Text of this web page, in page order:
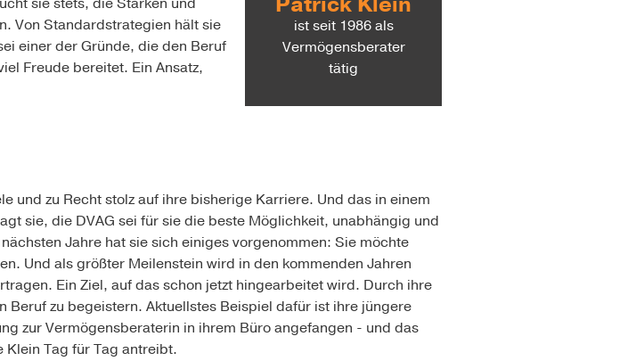
ist seit 1986 als
Vermögensberater
tätig
Von Standardstrategien hält sie
einer der Gründe, die den Beruf
Freude bereitet. Ein Ansatz,
und zu Recht stolz auf ihre bisherige Karriere. Und das in einem
sie, die DVAG sei für sie die beste Möglichkeit, unabhängig und
Jahre hat sie sich einiges vorgenommen: Sie möchte
Und als größter Meilenstein wird in den kommenden Jahren
Ein Ziel, auf das schon jetzt hingearbeitet wird. Durch ihre
zu begeistern. Aktuellstes Beispiel dafür ist ihre jüngere
zur Vermögensberaterin in ihrem Büro angefangen - und das
Tag für Tag antreibt.